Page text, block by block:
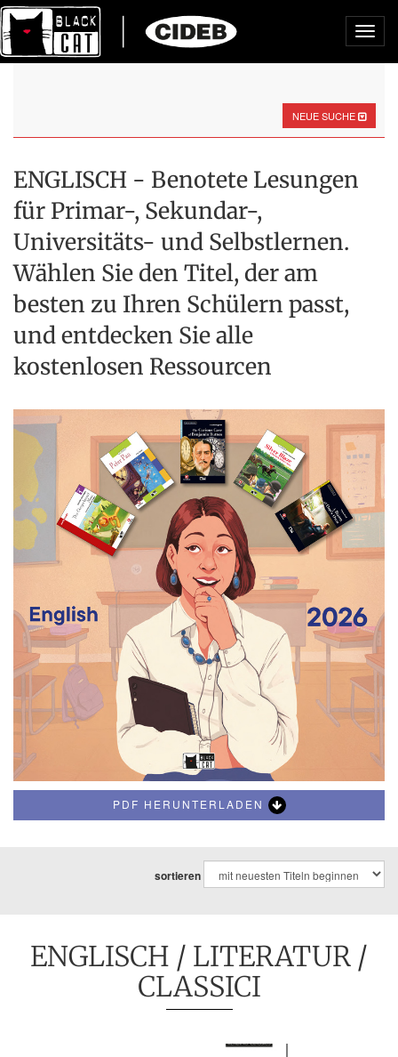
NEUE SUCHE
ENGLISCH - Benotete Lesungen
für Primar-, Sekundar-,
Universitäts- und Selbstlernen.
Wählen Sie den Titel, der am
besten zu Ihren Schülern passt,
und entdecken Sie alle
kostenlosen Ressourcen
PDF HERUNTERLADEN
sortieren
ENGLISCH / LITERATUR /
CLASSICI